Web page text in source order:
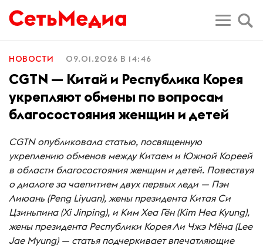
НОВОСТИ 09.01.2026 В 14:46
CGTN — Китай и Республика Корея
укрепляют обмены по вопросам
благосостояния женщин и детей
CGTN опубликовала статью, посвященную
укреплению обменов между Китаем и Южной Кореей
в области благосостояния женщин и детей. Повествуя
о диалоге за чаепитием двух первых леди — Пэн
Лиюань (Peng Liyuan), жены президента Китая Си
Цзиньпина (Xi Jinping), и Ким Хеа Гён (Kim Hea Kyung),
жены президента Республики Корея Ли Чжэ Мёна (Lee
Jae Myung) — статья подчеркивает впечатляющие